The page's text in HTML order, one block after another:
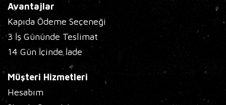
Avantajlar
Kapıda Ödeme Seçeneği
3 İş Gününde Teslimat
14 Gün İçinde İade
Müşteri Hizmetleri
Hesabım